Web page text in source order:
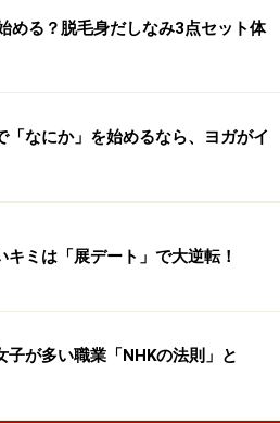
める？脱毛身だしなみ3点セット体
「なにか」を始めるなら、ヨガがイ
キミは「展デート」で大逆転！
子が多い職業「NHKの法則」と